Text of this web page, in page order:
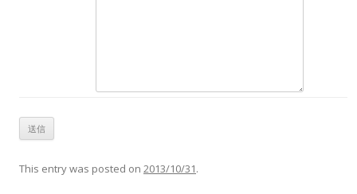
This entry was posted on 2013/10/31.